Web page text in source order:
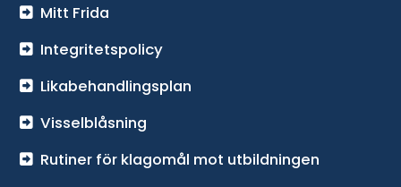
Mitt Frida
Integritetspolicy
Likabehandlingsplan
Visselblåsning
Rutiner för klagomål mot utbildningen